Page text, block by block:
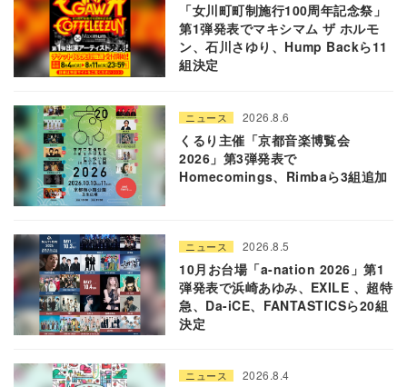
「女川町町制施行100周年記念祭」
第1弾発表でマキシマム ザ ホルモ
ン、石川さゆり、Hump Backら11
組決定
ニュース 2026.8.6
くるり主催「京都音楽博覧会
2026」第3弾発表で
Homecomings、Rimbaら3組追加
ニュース 2026.8.5
10月お台場「a-nation 2026」第1
弾発表で浜崎あゆみ、EXILE 、超特
急、Da-iCE、FANTASTICSら20組
決定
ニュース 2026.8.4